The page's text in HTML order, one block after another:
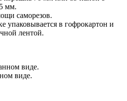
мм.
саморезов.
упаковывается в гофрокартон и
лентой.
виде.
виде.